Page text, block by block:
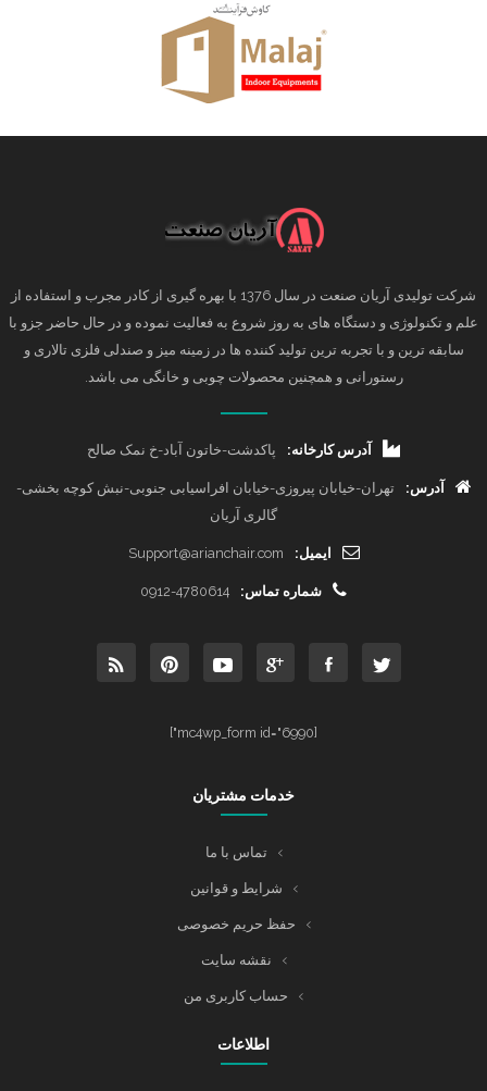
شرکت تولیدی آریان صنعت در سال 1376 با بهره گیری از کادر مجرب و استفاده از
علم و تکنولوژی و دستگاه های به روز شروع به فعالیت نموده و در حال حاضر جزو با
سابقه ترین و با تجربه ترین تولید کننده ها در زمینه میز و صندلی فلزی تالاری و
رستورانی و همچنین محصولات چوبی و خانگی می باشد.
آدرس کارخانه: پاکدشت-خاتون آباد-خ نمک صالح
آدرس:
تهران-خیابان پیروزی-خیابان افراسیابی جنوبی-نبش کوچه بخشی-
گالری آریان
ایمیل: Support@arianchair.com
شماره تماس: 0912-4780614
[mc4wp_form id="6990"]
خدمات مشتریان
تماس با ما
شرایط و قوانین
حفظ حریم خصوصی
نقشه سایت
حساب کاربری من
اطلاعات